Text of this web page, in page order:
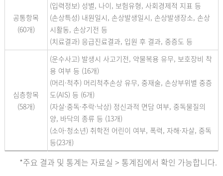
공통항목
(60개)
(입력정보) 성별, 나이, 보험유형, 사회경제적 지표 등
(손상특성) 내원일시, 손상발생일시, 손상발생장소, 손상
시활동, 손상기전 등
(치료결과) 응급진료결과, 입원 후 결과, 중증도 등
심층항목
(58개)
(운수사고) 발생시 사고기전, 약물복용 유무, 보호장비 착
용 여부 등 (16개)
(머리·척추) 머리척추손상 유무, 중재술, 손상부위별 중증
도(AIS) 등 (6개)
(자살·중독·추락·낙상) 정신과적 면담 여부, 중독물질의
양, 바닥의 종류 등 (13개)
(소아·청소년) 취학전 어린이 여부, 폭력, 자해·자살, 중독
등(23개)
*주요 결과 및 통계는 자료실 > 통계집에서 확인 가능합니다.